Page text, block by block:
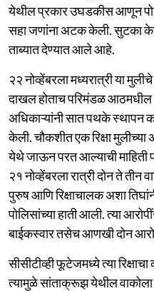
येथील प्रकार उघडकीस आणून
सहा जणांना अटक केली. सुटका
ताब्यात देण्यात आले आहे.
२२ नोव्हेंबरला मध्यरात्री या
दाखल होताच परिमंडळ आठमधील
अधिकाऱ्यांनी सात पथके स्थापन
केली. चौकशीत एक रिक्षा
येथे जाऊन परत आल्याची माहिती
२१ नोव्हेंबरला रात्री दोन ते तीन
पुरुष आणि रिक्षाचालक अशा
पोलिसांच्या हाती आली. त्या
बाईकस्वार तसेच आणखी दोन
सीसीटीव्ही फूटेजमध्ये त्या
त्यामुळे सांताक्रूझ येथील